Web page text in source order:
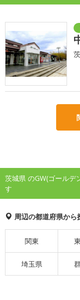
茨城県 のGW(ゴールデ
す
周辺の都道府県から
関東
埼玉県